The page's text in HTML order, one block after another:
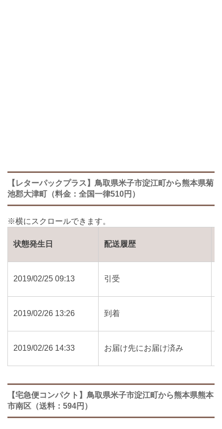
【レターパックプラス】鳥取県米子市淀江町から熊本県菊
池郡大津町（料金：全国一律510円）
状態発生日 配送履歴
2019/02/25 09:13 引受
2019/02/26 13:26 到着
2019/02/26 14:33 お届け先にお届け済み
【宅急便コンパクト】鳥取県米子市淀江町から熊本県熊本
市南区（送料：594円）